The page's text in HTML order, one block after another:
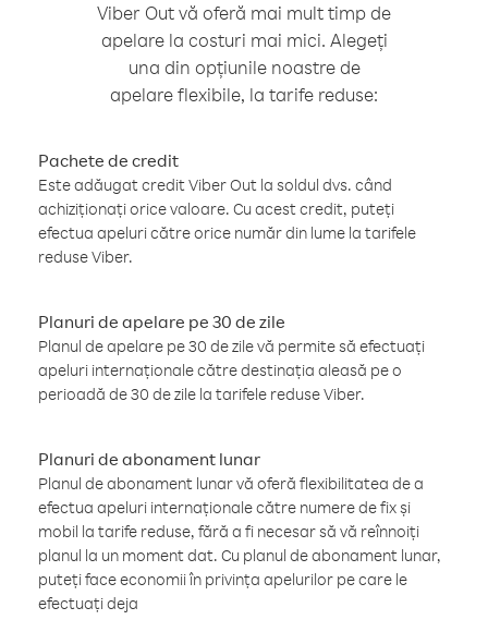
Viber Out vă oferă mai mult timp de
apelare la costuri mai mici. Alegeți
una din opțiunile noastre de
apelare flexibile, la tarife reduse:
Pachete de credit
Este adăugat credit Viber Out la soldul dvs. când
achiziționați orice valoare. Cu acest credit, puteți
efectua apeluri către orice număr din lume la tarifele
reduse Viber.
Planuri de apelare pe 30 de zile
Planul de apelare pe 30 de zile vă permite să efectuați
apeluri internaționale către destinația aleasă pe o
perioadă de 30 de zile la tarifele reduse Viber.
Planuri de abonament lunar
Planul de abonament lunar vă oferă flexibilitatea de a
efectua apeluri internaționale către numere de fix și
mobil la tarife reduse, fără a fi necesar să vă reînnoiți
planul la un moment dat. Cu planul de abonament lunar,
puteți face economii în privința apelurilor pe care le
efectuați deja